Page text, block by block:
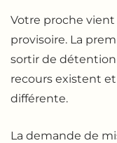
Votre proche
provisoire. La
sortir de détention
recours existent
différente.
La demande de